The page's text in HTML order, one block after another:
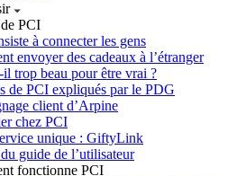
PCI
à connecter les gens
envoyer des cadeaux à l’étranger
il trop beau pour être vrai ?
de PCI expliqués par le PDG
client d’Arpine
chez PCI
unique : GiftyLink
guide de l’utilisateur
fonctionne PCI